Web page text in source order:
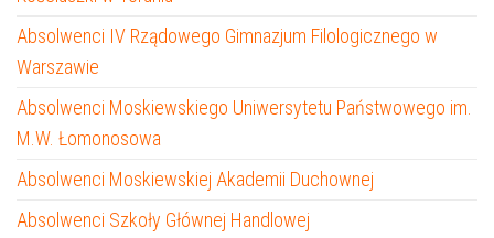
Absolwenci IV Rządowego Gimnazjum Filologicznego w
Warszawie
Absolwenci Moskiewskiego Uniwersytetu Państwowego im.
M.W. Łomonosowa
Absolwenci Moskiewskiej Akademii Duchownej
Absolwenci Szkoły Głównej Handlowej